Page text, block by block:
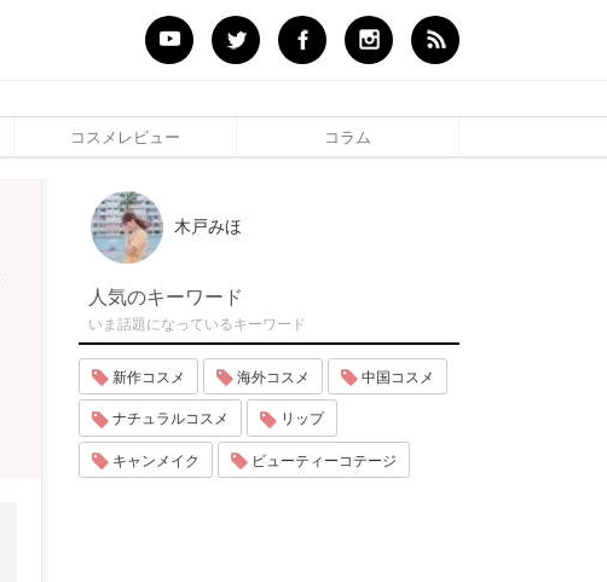
コスメレビュー コラム
木戸みほ
人気のキーワード
いま話題になっているキーワード
新作コスメ 海外コスメ 中国コスメ
ナチュラルコスメ リップ
キャンメイク ビューティーコテージ